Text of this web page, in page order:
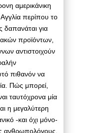
αμερικάνικη
περίπου το
δαπανάται για
προϊόντων,
αντιστοιχούν
πιθανόν να
Πώς μπορεί,
ταυτόχρονα μία
η μεγαλύτερη
-και όχι μόνο-
ανθρωπολόγους,